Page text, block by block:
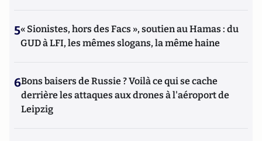
5« Sionistes, hors des Facs », soutien au Hamas : du
GUD à LFI, les mêmes slogans, la même haine
6Bons baisers de Russie ? Voilà ce qui se cache
derrière les attaques aux drones à l'aéroport de
Leipzig